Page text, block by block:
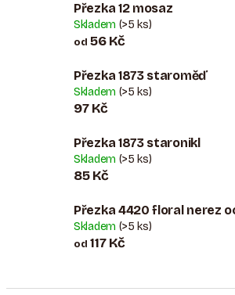
Přezka 12 mosaz
Skladem (>5 ks)
od 56 Kč
Přezka 1873 staroměď
Skladem (>5 ks)
97 Kč
Přezka 1873 staronikl
Skladem (>5 ks)
85 Kč
Přezka 4420 floral nerez
Skladem (>5 ks)
od 117 Kč